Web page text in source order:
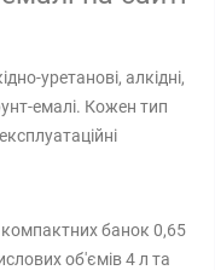
уретанові, алкідні,
емалі. Кожен тип
компактних банок 0,65
об'ємів 4 л та